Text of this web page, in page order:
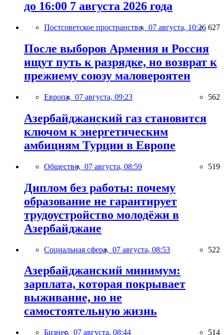
до 16:00 7 августа 2026 года
Постсоветское пространство, 07 августа, 10:26 627
После выборов Армения и Россия
ищут путь к разрядке, но возврат к
прежнему союзу маловероятен
Европа, 07 августа, 09:23 562
Азербайджанский газ становится
ключом к энергетическим
амбициям Турции в Европе
Общество, 07 августа, 08:59 519
Диплом без работы: почему
образование не гарантирует
трудоустройство молодёжи в
Азербайджане
Социальная сфера, 07 августа, 08:53 522
Азербайджанский минимум:
зарплата, которая покрывает
выживание, но не
самостоятельную жизнь
Бизнес, 07 августа, 08:44 514